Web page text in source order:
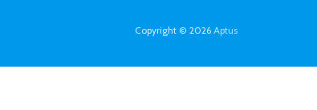
Copyright © 2026 Aptus